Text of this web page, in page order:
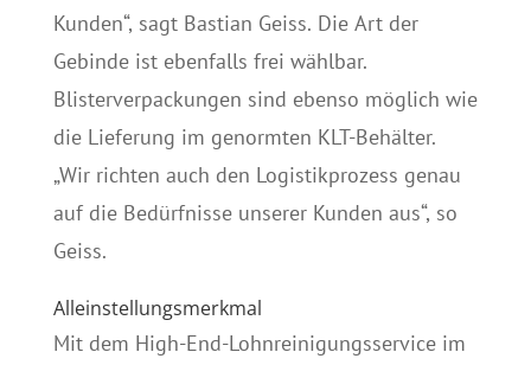
Kunden“, sagt Bastian Geiss. Die Art der
Gebinde ist ebenfalls frei wählbar.
Blisterverpackungen sind ebenso möglich wie
die Lieferung im genormten KLT-Behälter.
„Wir richten auch den Logistikprozess genau
auf die Bedürfnisse unserer Kunden aus“, so
Geiss.
Alleinstellungsmerkmal
Mit dem High-End-Lohnreinigungsservice im